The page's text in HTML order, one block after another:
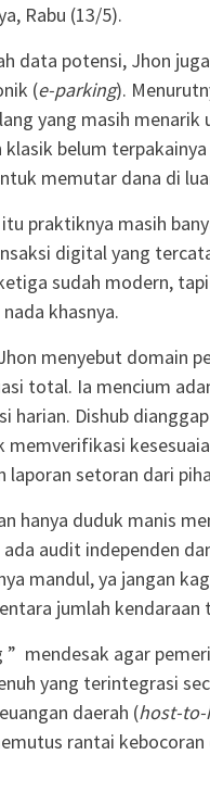
Rabu (13/5).
data potensi, Jhon
(e-parking).
yang masih
klasik belum
memutar dana di
itu praktiknya masih
digital yang
sudah modern,
khasnya.
menyebut domain
total. Ia mencium
harian. Dishub
memverifikasi
laporan setoran dari
hanya duduk manis
audit independen
mandul, ya jangan
jumlah kendaraan
” mendesak agar
yang terintegrasi
daerah (host-
rantai